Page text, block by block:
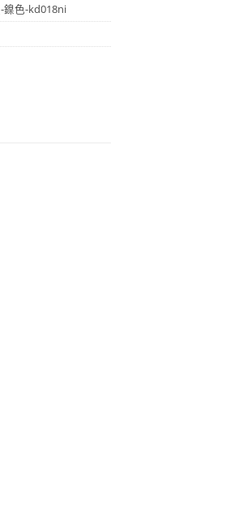
鎳色-kd018ni